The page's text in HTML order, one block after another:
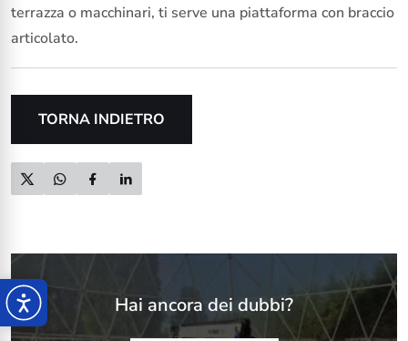
terrazza o macchinari, ti serve una piattaforma con braccio
articolato.
TORNA INDIETRO
Hai ancora dei dubbi?